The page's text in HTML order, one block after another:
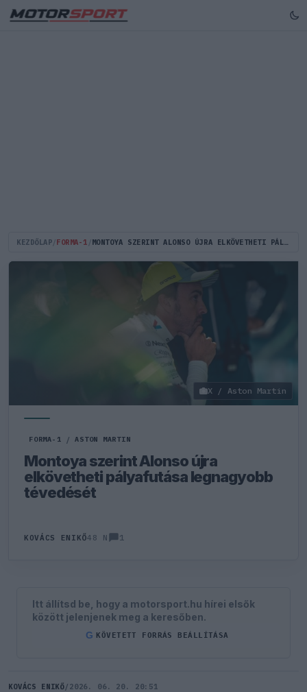
KEZDŐLAP FORMA-1 MONTOYA SZERINT ALONSO ÚJRA ELKÖVETHETI PÁLYAFUTÁSA LEGNAGYOBB TÉVEDÉSÉT
X / Aston Martin
FORMA-1 / ASTON MARTIN
Montoya szerint Alonso újra
elkövetheti pályafutása legnagyobb
tévedését
KOVÁCS ENIKŐ48 N 1
Itt állítsd be, hogy a motorsport.hu hírei elsők
között jelenjenek meg a keresőben.
G KÖVETETT FORRÁS BEÁLLÍTÁSA
KOVÁCS ENIKŐ/ 2026. 06. 20. 20:51